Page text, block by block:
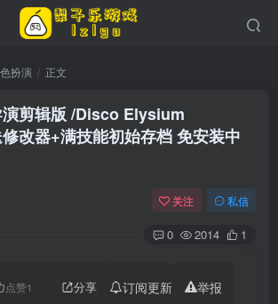
扮演 正文
剪辑版 /Disco Elysium
改器+满技能初始存档 免安装中
关注 私信
0 2014 1
点赞1 分享 订阅更新 举报